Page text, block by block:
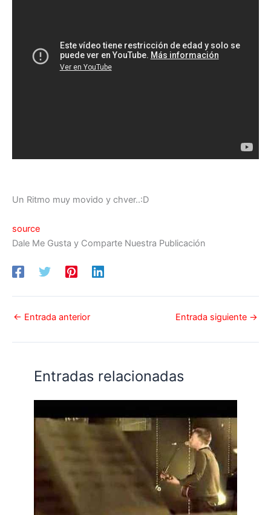
Un Ritmo muy movido y chver..:D
source
Dale Me Gusta y Comparte Nuestra Publicación
← Entrada anterior Entrada siguiente →
Entradas relacionadas